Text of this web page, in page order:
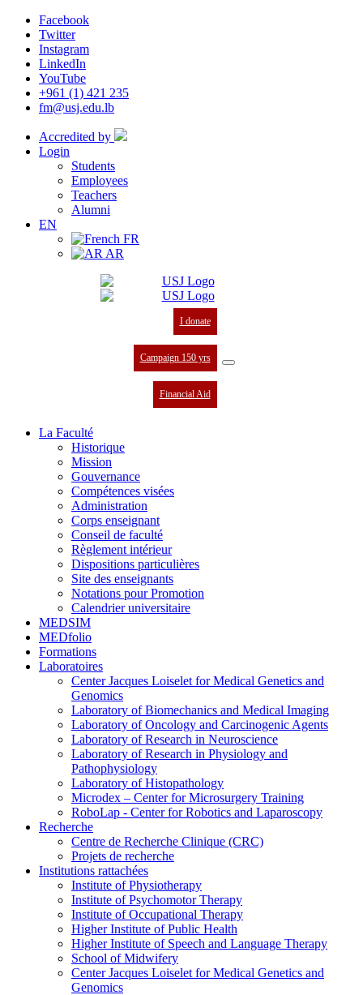
Facebook
Twitter
Instagram
LinkedIn
YouTube
+961 (1) 421 235
fm@usj.edu.lb
Accredited by
Login
Students
Employees
Teachers
Alumni
EN
FR
AR
I donate
Campaign 150 yrs
Financial Aid
La Faculté
Historique
Mission
Gouvernance
Compétences visées
Administration
Corps enseignant
Conseil de faculté
Règlement intérieur
Dispositions particulières
Site des enseignants
Notations pour Promotion
Calendrier universitaire
MEDSIM
MEDfolio
Formations
Laboratoires
Center Jacques Loiselet for Medical Genetics and
Genomics
Laboratory of Biomechanics and Medical Imaging
Laboratory of Oncology and Carcinogenic Agents
Laboratory of Research in Neuroscience
Laboratory of Research in Physiology and
Pathophysiology
Laboratory of Histopathology
Microdex – Center for Microsurgery Training
RoboLap - Center for Robotics and Laparoscopy
Recherche
Centre de Recherche Clinique (CRC)
Projets de recherche
Institutions rattachées
Institute of Physiotherapy
Institute of Psychomotor Therapy
Institute of Occupational Therapy
Higher Institute of Public Health
Higher Institute of Speech and Language Therapy
School of Midwifery
Center Jacques Loiselet for Medical Genetics and
Genomics